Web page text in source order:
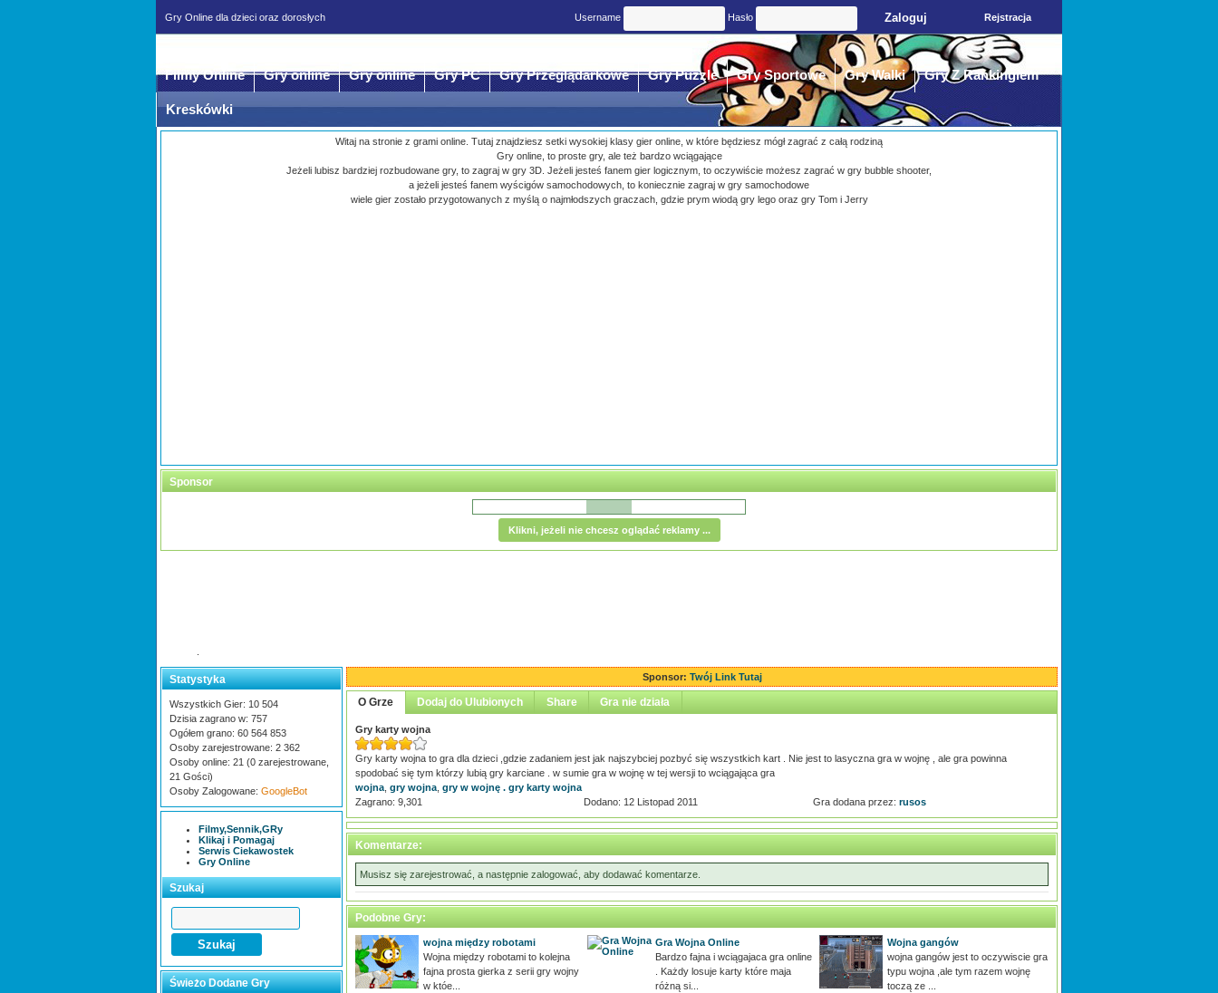
Gry Online dla dzieci oraz dorosłych Username Hasło Rejstracja
Filmy Online Gry online Gry online Gry PC Gry Przeglądarkowe Gry Puzzle Gry Sportowe Gry Walki Gry Z Rankingiem
Kreskówki
Witaj na stronie z grami online. Tutaj znajdziesz setki wysokiej klasy gier online, w które będziesz mógł zagrać z całą rodziną
Gry online, to proste gry, ale też bardzo wciągające
Jeżeli lubisz bardziej rozbudowane gry, to zagraj w gry 3D. Jeżeli jesteś fanem gier logicznym, to oczywiście możesz zagrać w gry bubble shooter,
a jeżeli jesteś fanem wyścigów samochodowych, to koniecznie zagraj w gry samochodowe
wiele gier zostało przygotowanych z myślą o najmłodszych graczach, gdzie prym wiodą gry lego oraz gry Tom i Jerry
Sponsor
Klikni, jeżeli nie chcesz oglądać reklamy ...
Sponsor: Twój Link Tutaj
O Grze Dodaj do Ulubionych Share Gra nie działa
Gry karty wojna
Gry karty wojna to gra dla dzieci ,gdzie zadaniem jest jak najszybciej pozbyć się wszystkich kart . Nie jest to lasyczna gra w wojnę , ale gra powinna
spodobać się tym którzy lubią gry karciane . w sumie gra w wojnę w tej wersji to wciągająca gra
wojna gry wojna gry w wojnę . gry karty wojna
Zagrano: 9,301
Dodano: 12 Listopad 2011 Gra dodana przez: rusos
Komentarze:
Musisz się zarejestrować, a następnie zalogować, aby dodawać komentarze.
Podobne Gry:
wojna między robotami
Wojna między robotami to kolejna
fajna prosta gierka z serii gry wojny
w któe...
Gra Wojna Online
Bardzo fajna i wciągajaca gra online
. Każdy losuje karty które maja
różną si...
Wojna gangów
wojna gangów jest to oczywiscie gra
typu wojna ,ale tym razem wojnę
toczą ze ...
Statystyka
Wszystkich Gier: 10 504
Dzisia zagrano w: 757
Ogółem grano: 60 564 853
Osoby zarejestrowane: 2 362
Osoby online: 21 (0 zarejestrowane,
21 Gości)
Osoby Zalogowane: GoogleBot
Filmy,Sennik,GRy
Klikaj i Pomagaj
Serwis Ciekawostek
Gry Online
Szukaj
Świeżo Dodane Gry